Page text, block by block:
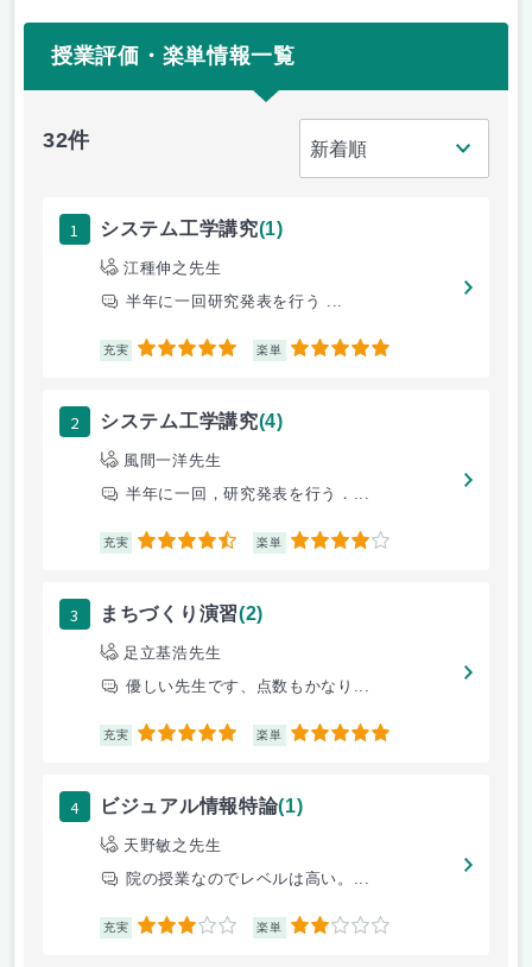
授業評価・楽単情報一覧
32件
1 システム工学講究(1)
江種伸之先生
半年に一回研究発表を行う ...
充実 5 楽単 5
2 システム工学講究(4)
風間一洋先生
半年に一回，研究発表を行う．...
充実 4.5 楽単 4
3 まちづくり演習(2)
足立基浩先生
優しい先生です、点数もかなり...
充実 5 楽単 5
4 ビジュアル情報特論(1)
天野敏之先生
院の授業なのでレベルは高い。...
充実 3 楽単 2